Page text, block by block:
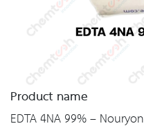
Product name
EDTA 4NA 99% – Nouryon